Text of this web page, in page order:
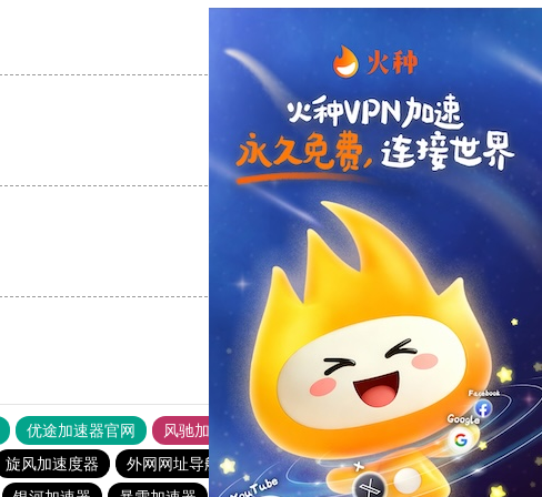
支持
支持[0] 反对[0]
支持[0] 反对[0]
优途加速器官网 风驰加速器
旋风加速器
旋风加速度器 外网网址导航 软件中心
海外梯子官网